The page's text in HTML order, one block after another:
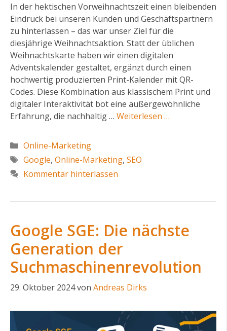
In der hektischen Vorweihnachtszeit einen bleibenden
Eindruck bei unseren Kunden und Geschäftspartnern
zu hinterlassen – das war unser Ziel für die
diesjährige Weihnachtsaktion. Statt der üblichen
Weihnachtskarte haben wir einen digitalen
Adventskalender gestaltet, ergänzt durch einen
hochwertig produzierten Print-Kalender mit QR-
Codes. Diese Kombination aus klassischem Print und
digitaler Interaktivität bot eine außergewöhnliche
Erfahrung, die nachhaltig … Weiterlesen …
Kategorien
Online-Marketing
Schlagwörter
Google, Online-Marketing, SEO
Kommentar hinterlassen
Google SGE: Die nächste
Generation der
Suchmaschinenrevolution
29. Oktober 2024von Andreas Dirks